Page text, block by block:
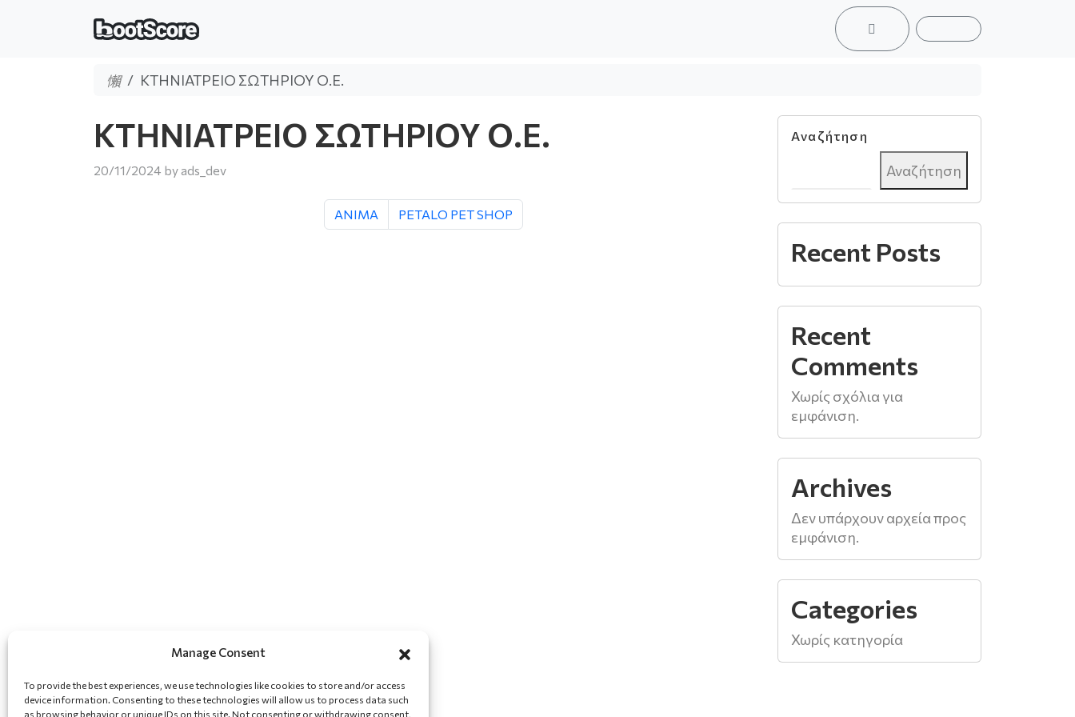
Manage Consent
To provide the best experiences, we use technologies like cookies to store and/or access
device information. Consenting to these technologies will allow us to process data such
as browsing behavior or unique IDs on this site. Not consenting or withdrawing consent,
ACCOUNT
CART
ΚΤΗΝΙΑΤΡΕΙΟ ΣΩΤΗΡΙΟΥ Ο.Ε.
ΚΤΗΝΙΑΤΡΕΙΟ ΣΩΤΗΡΙΟΥ Ο.Ε.
20/11/2024 by ads_dev
ΑΝΙΜΑ PETALO PET SHOP
Αναζήτηση
Αναζήτηση
Recent Posts
Recent
Comments
Χωρίς σχόλια για
εμφάνιση.
Archives
Δεν υπάρχουν αρχεία προς
εμφάνιση.
Categories
Χωρίς κατηγορία